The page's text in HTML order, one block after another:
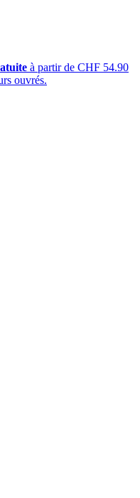
à partir de CHF 54.90
ouvrés.